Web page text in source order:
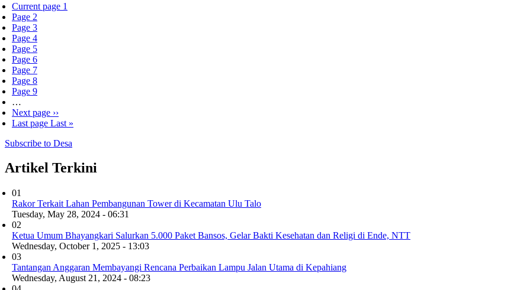
Current page 1
Page 2
Page 3
Page 4
Page 5
Page 6
Page 7
Page 8
Page 9
…
Next page ››
Last page Last »
Subscribe to Desa
Artikel Terkini
01
Rakor Terkait Lahan Pembangunan Tower di Kecamatan Ulu Talo
Tuesday, May 28, 2024 - 06:31
02
Ketua Umum Bhayangkari Salurkan 5.000 Paket Bansos, Gelar Bakti Kesehatan dan Religi di Ende, NTT
Wednesday, October 1, 2025 - 13:03
03
Tantangan Anggaran Membayangi Rencana Perbaikan Lampu Jalan Utama di Kepahiang
Wednesday, August 21, 2024 - 08:23